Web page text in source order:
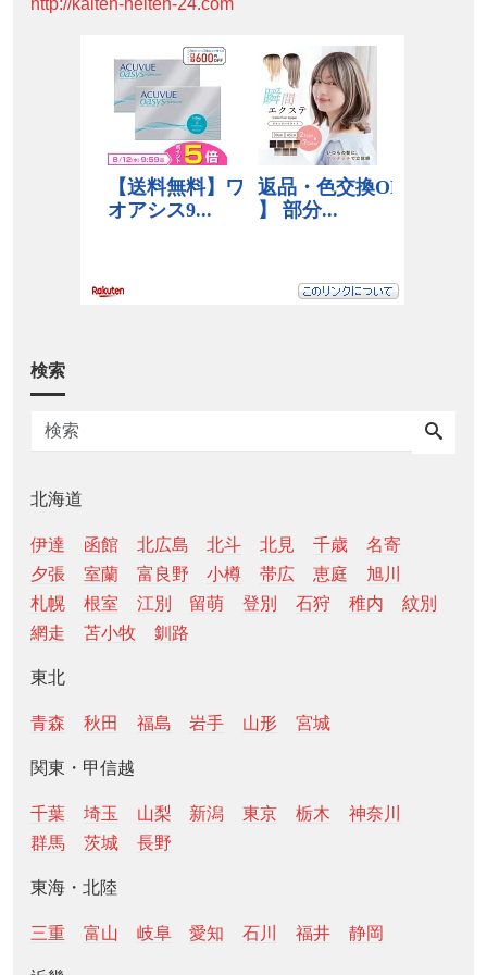
http://kaiten-heiten-24.com
検索
北海道
伊達 函館 北広島 北斗 北見 千歳
名寄
夕張
室蘭 富良野 小樽 帯広 恵庭
旭川
札幌
根室 江別 留萌 登別 石狩 稚内
紋別
網走
苫小牧 釧路
東北
青森 秋田 福島 岩手 山形 宮城
関東・甲信越
千葉 埼玉 山梨 新潟 東京 栃木
神奈川
群馬
茨城 長野
東海・北陸
三重 富山 岐阜 愛知 石川 福井 静岡